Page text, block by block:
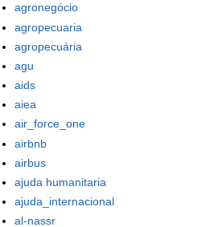
agronegócio
agropecuaria
agropecuária
agu
aids
aiea
air_force_one
airbnb
airbus
ajuda humanitaria
ajuda_internacional
al-nassr